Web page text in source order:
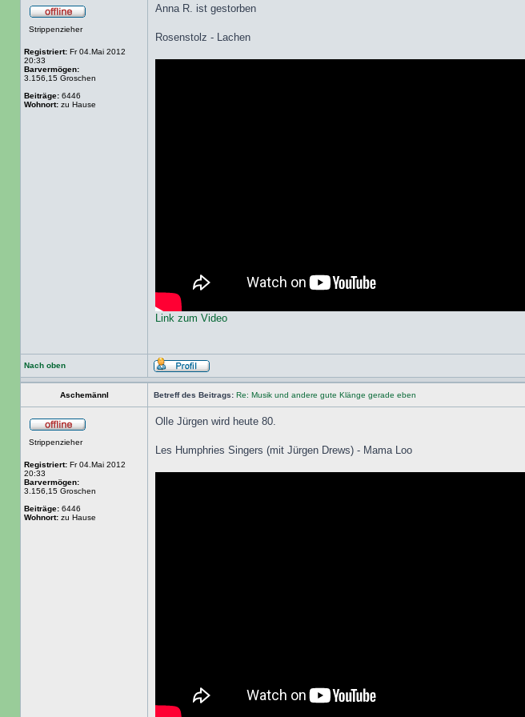
Strippenzieher
Registriert: Fr 04.Mai 2012
20:33
Barvermögen:
3.156,15 Groschen
Beiträge: 6446
Wohnort: zu Hause
Anna R. ist gestorben
Rosenstolz - Lachen
Link zum Video
Nach oben
Aschemännl Betreff des Beitrags: Re: Musik und andere gute Klänge gerade eben
Strippenzieher
Registriert: Fr 04.Mai 2012
20:33
Barvermögen:
3.156,15 Groschen
Beiträge: 6446
Wohnort: zu Hause
Olle Jürgen wird heute 80.
Les Humphries Singers (mit Jürgen Drews) - Mama Loo